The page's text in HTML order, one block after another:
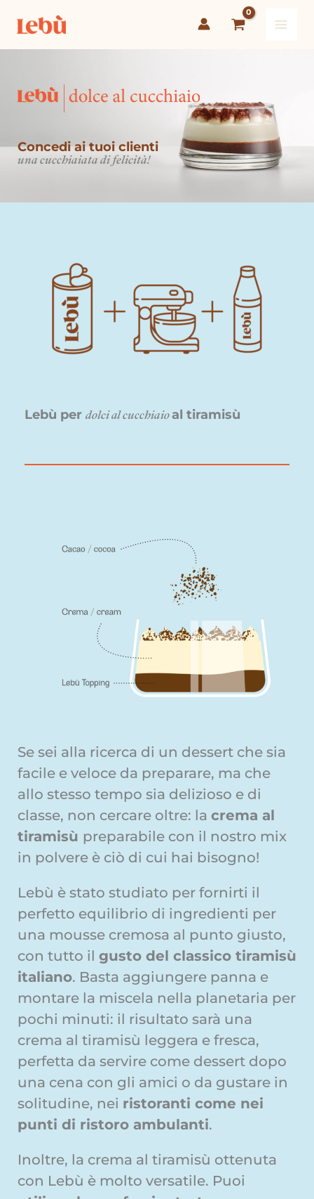
contenuto
Concedi ai tuoi clienti
una cucchiaiata di felicità!
Lebù per dolci al cucchiaioal tiramisù
Se sei alla ricerca di un dessert che sia
facile e veloce da preparare, ma che
allo stesso tempo sia delizioso e di
classe, non cercare oltre: la crema al
tiramisù preparabile con il nostro mix
in polvere è ciò di cui hai bisogno!
Lebù è stato studiato per fornirti il
perfetto equilibrio di ingredienti per
una mousse cremosa al punto giusto,
con tutto il gusto del classico tiramisù
italiano. Basta aggiungere panna e
montare la miscela nella planetaria per
pochi minuti: il risultato sarà una
crema al tiramisù leggera e fresca,
perfetta da servire come dessert dopo
una cena con gli amici o da gustare in
solitudine, nei ristoranti come nei
punti di ristoro ambulanti.
Inoltre, la crema al tiramisù ottenuta
con Lebù è molto versatile. Puoi